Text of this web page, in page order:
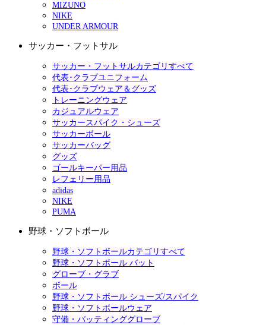
MIZUNO
NIKE
UNDER ARMOUR
サッカー・フットサル
サッカー・フットサルカテゴリすべて
代表･クラブユニフォーム
代表･クラブウェア＆グッズ
トレーニングウェア
カジュアルウェア
サッカースパイク・シューズ
サッカーボール
サッカーバッグ
グッズ
ゴールキーパー用品
レフェリー用品
adidas
NIKE
PUMA
野球・ソフトボール
野球・ソフトボールカテゴリすべて
野球・ソフトボール バット
グローブ・グラブ
ボール
野球・ソフトボール シューズ/スパイク
野球・ソフトボールウェア
守備・バッティンググローブ